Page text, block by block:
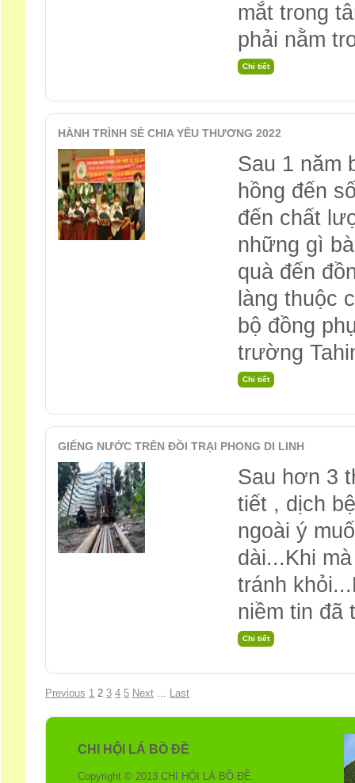
mắt trong
phải nằm
HÀNH TRÌNH SẺ CHIA YÊU THƯƠNG 2022
Sau 1 năm
hồng đến
đến chất
những gì
quà đến
làng thuộc
bộ đồng
trường
GIẾNG NƯỚC TRÊN ĐỒI TRẠI PHONG DI LINH
Sau hơn 3
tiết , dịch
ngoài ý
dài...Khi
tránh
niềm tin đã
Previous 1 2 3 4 5 Next ... Last
CHI HỘI LÁ BỒ ĐỀ
Copyright © 2013 CHI HỘI LÁ BỒ ĐỀ.